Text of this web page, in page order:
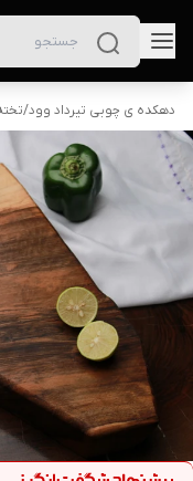
دهکده ی چوبی تیرداد وود/